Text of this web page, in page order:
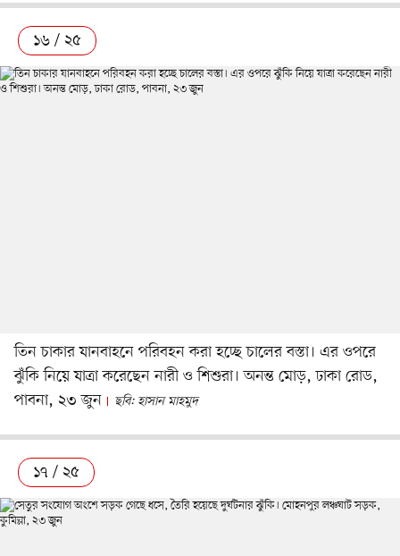
১৬ / ২৫
তিন চাকার যানবাহনে পরিবহন করা হচ্ছে চালের বস্তা। এর ওপরে
ঝুঁকি নিয়ে যাত্রা করেছেন নারী ও শিশুরা। অনন্ত মোড়, ঢাকা রোড,
পাবনা, ২৩ জুন
ছবি: হাসান মাহমুদ
১৭ / ২৫